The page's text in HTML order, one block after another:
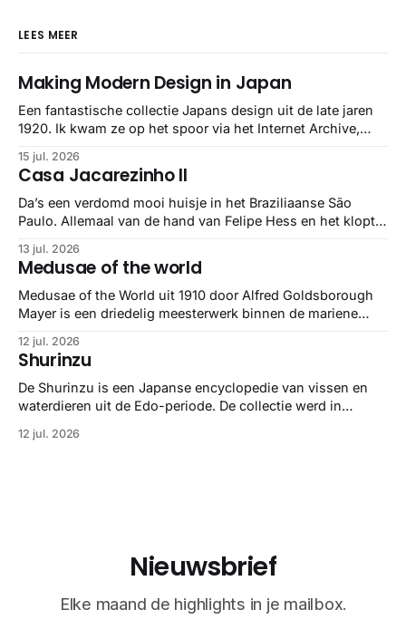
LEES MEER
Making Modern Design in Japan
Een fantastische collectie Japans design uit de late jaren
1920. Ik kwam ze op het spoor via het Internet Archive,
gebundeld in een: boek ✨ Daarin hebben ze alle scans een
stuk netter getrokken, maar op deze manier vind ik ze er
minstens
15 jul. 2026
Casa Jacarezinho II
Da’s een verdomd mooi huisje in het Braziliaanse São
Paulo. Allemaal van de hand van Felipe Hess en het klopt
13 jul. 2026
Medusae of the world
Medusae of the World uit 1910 door Alfred Goldsborough
Mayer is een driedelig meesterwerk binnen de mariene
gedetailleerd overzicht van kwallensoorten en hun
taxonomie. Het boek staat bekend om de combinatie van
strikte wetenschap met prachtige, handgetekende
illustraties en kleurendrukplaten van Mayer zelf.
12 jul. 2026
Shurinzu
De Shurinzu is een Japanse encyclopedie van vissen en
waterdieren uit de Edo-periode. De collectie werd in
bekend om verfijnde technieken en bijna driedimensionale
12 jul. 2026
Nieuwsbrief
Elke maand de highlights in je mailbox.